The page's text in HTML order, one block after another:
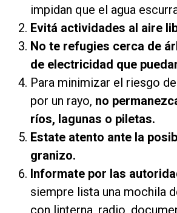
impidan que el agua
Evitá actividades al aire
No te refugies cerca de
de electricidad que
Para minimizar el riesgo
por un rayo, no
ríos, lagunas o piletas.
Estate atento ante la
granizo.
Informate por las
siempre lista una mochila
con linterna, radio,